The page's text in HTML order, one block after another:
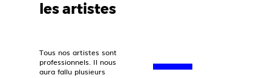
les artistes
Tous nos artistes sont
professionnels. Il nous
aura fallu plusieurs